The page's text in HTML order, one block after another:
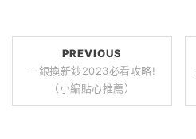
PREVIOUS
一銀換新鈔2023必看攻略!
（小編貼心推薦）